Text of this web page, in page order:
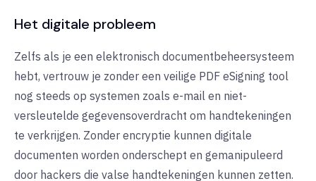
Het digitale probleem
Zelfs als je een elektronisch documentbeheersysteem
hebt, vertrouw je zonder een veilige PDF eSigning tool
nog steeds op systemen zoals e-mail en niet-
versleutelde gegevensoverdracht om handtekeningen
te verkrijgen. Zonder encryptie kunnen digitale
documenten worden onderschept en gemanipuleerd
door hackers die valse handtekeningen kunnen zetten.